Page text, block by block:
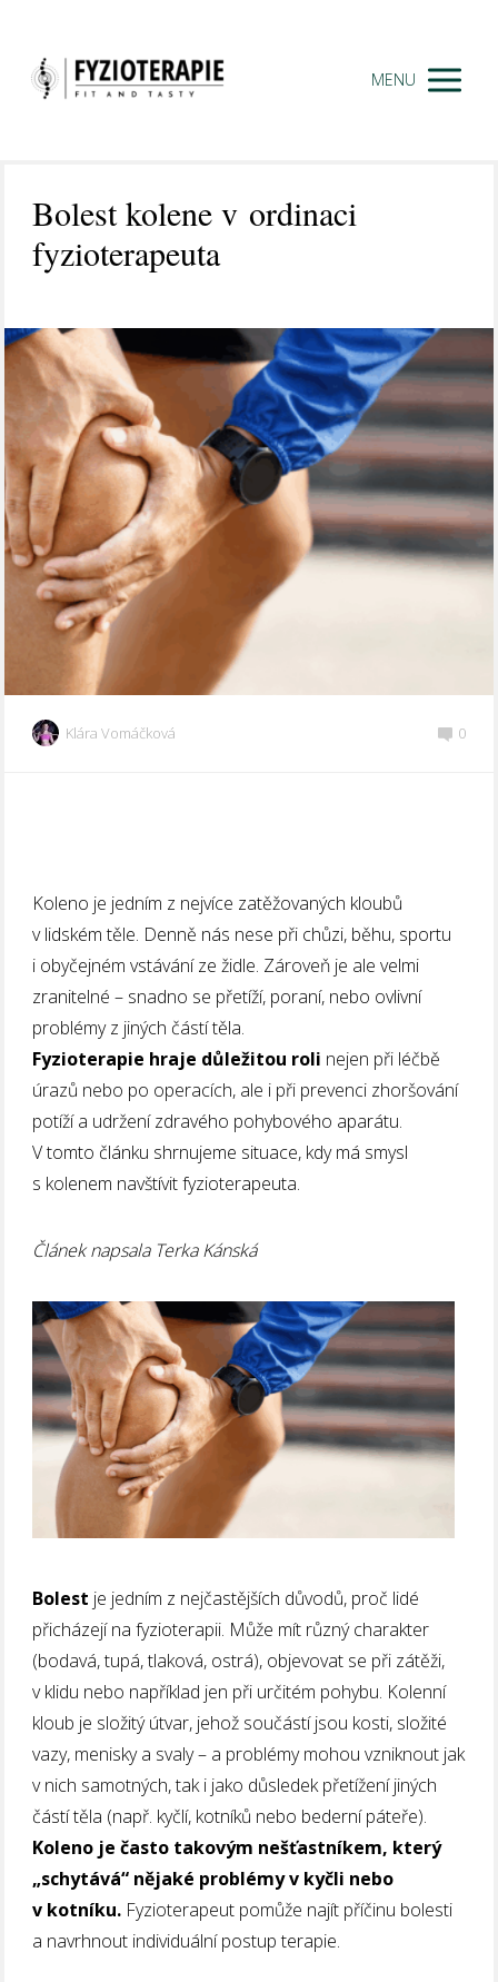
MENU
Bolest kolene v ordinaci
fyzioterapeuta
Klára Vomáčková 0
Koleno je jedním z nejvíce zatěžovaných kloubů
v lidském těle. Denně nás nese při chůzi, běhu, sportu
i obyčejném vstávání ze židle. Zároveň je ale velmi
zranitelné – snadno se přetíží, poraní, nebo ovlivní
problémy z jiných částí těla.
Fyzioterapie hraje důležitou roli nejen při léčbě
úrazů nebo po operacích, ale i při prevenci zhoršování
potíží a udržení zdravého pohybového aparátu.
V tomto článku shrnujeme situace, kdy má smysl
s kolenem navštívit fyzioterapeuta.
Článek napsala Terka Kánská
Bolest je jedním z nejčastějších důvodů, proč lidé
přicházejí na fyzioterapii. Může mít různý charakter
(bodavá, tupá, tlaková, ostrá), objevovat se při zátěži,
v klidu nebo například jen při určitém pohybu. Kolenní
kloub je složitý útvar, jehož součástí jsou kosti, složité
vazy, menisky a svaly – a problémy mohou vzniknout jak
v nich samotných, tak i jako důsledek přetížení jiných
částí těla (např. kyčlí, kotníků nebo bederní páteře).
Koleno je často takovým nešťastníkem, který
„schytává“ nějaké problémy v kyčli nebo
v kotníku. Fyzioterapeut pomůže najít příčinu bolesti
a navrhnout individuální postup terapie.